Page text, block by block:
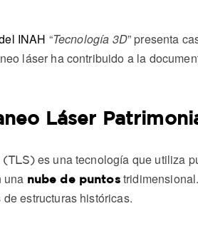
INAH “Tecnología 3D” presenta
láser ha contribuido a la
Láser
(TLS)es una tecnología que utiliza
una nube de puntos
estructuras históricas.